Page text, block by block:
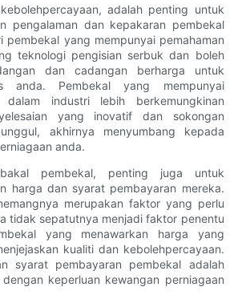
adalah penting untuk
pengalaman dan kepakaran pembekal
pembekal yang mempunyai pemahaman
teknologi pengisian serbuk dan boleh
dan cadangan berharga untuk
anda. Pembekal yang mempunyai
dalam industri lebih berkemungkinan
yang inovatif dan sokongan
akhirnya menyumbang kepada
anda.
pembekal, penting juga untuk
harga dan syarat pembayaran mereka.
merupakan faktor yang perlu
tidak sepatutnya menjadi faktor penentu
yang menawarkan harga yang
kualiti dan kebolehpercayaan.
syarat pembayaran pembekal adalah
keperluan kewangan perniagaan